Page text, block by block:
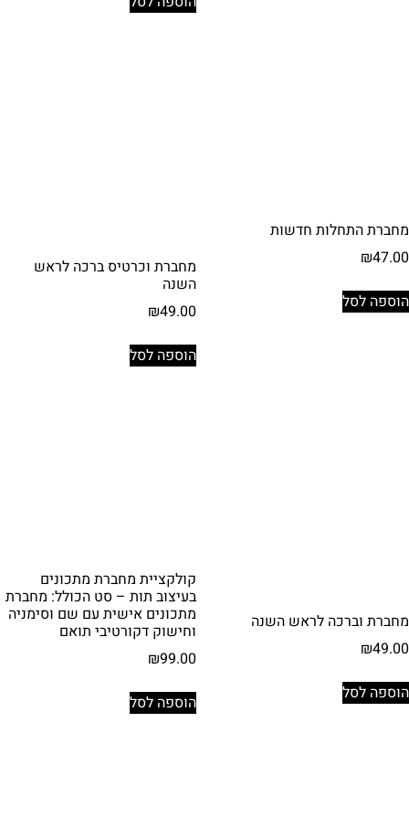
מחברת התחלות חדשות
₪47.00
הוספה לסל
מחברת וכרטיס ברכה לראש
השנה
₪49.00
הוספה לסל
מחברת וברכה לראש השנה
₪49.00
הוספה לסל
קולקציית מחברת מתכונים
בעיצוב תות – סט הכולל: מחברת
מתכונים אישית עם שם וסימניה
וחישוק דקורטיבי תואם
₪99.00
הוספה לסל